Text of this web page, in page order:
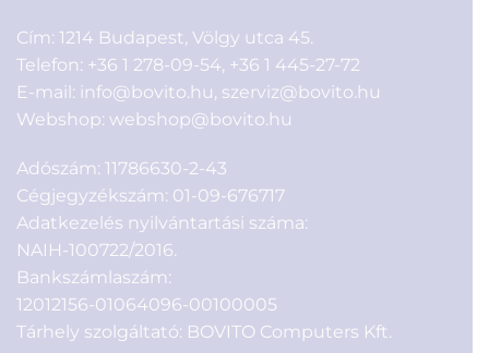
Cím: 1214 Budapest, Völgy utca 45.
Telefon: +36 1 278-09-54 +36 1 445-27-72
E-mail: info@bovito.hu szerviz@bovito.hu
Webshop: webshop@bovito.hu
Adószám: 11786630-2-43
Cégjegyzékszám: 01-09-676717
Adatkezelés nyilvántartási száma:
NAIH-100722/2016.
Bankszámlaszám:
12012156-01064096-00100005
Tárhely szolgáltató: BOVITO Computers Kft.